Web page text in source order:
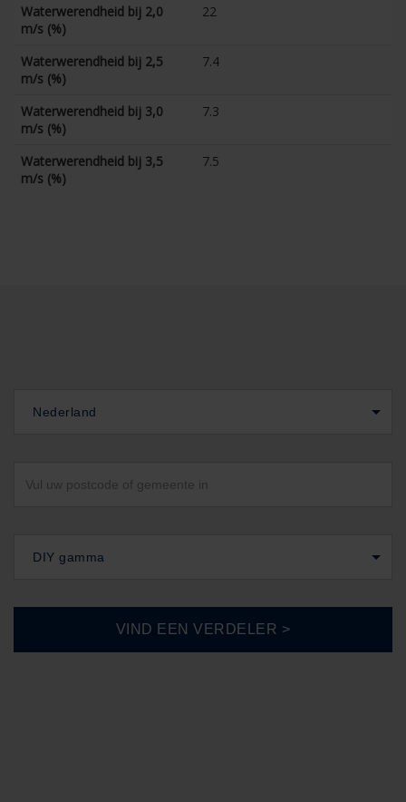
Waterwerendheid bij 2,0
m/s (%)
22
Waterwerendheid bij 2,5
m/s (%)
7.4
Waterwerendheid bij 3,0
m/s (%)
7.3
Waterwerendheid bij 3,5
m/s (%)
7.5
Nederland
DIY gamma